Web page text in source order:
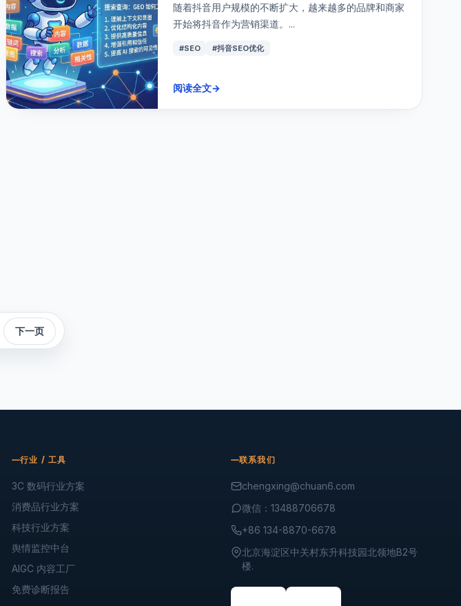
随着抖音用户规模的不断扩大，越来越多的品牌和商家
开始将抖音作为营销渠道。...
#SEO #抖音SEO优化
阅读全文→
下一页
行业 / 工具
3C 数码行业方案
消费品行业方案
科技行业方案
舆情监控中台
AIGC 内容工厂
免费诊断报告
联系我们
chengxing@chuan6.com
微信：13488706678
+86 134-8870-6678
北京海淀区中关村东升科技园北领地B2号
楼.